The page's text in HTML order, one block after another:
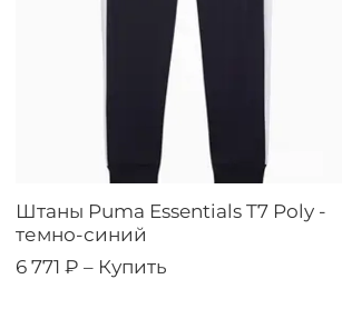
Штаны Puma Essentials T7 Poly -
темно-синий
6 771 ₽ – Купить